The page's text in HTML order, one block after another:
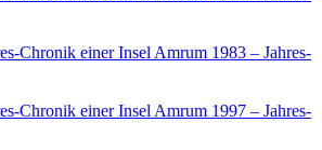
Amrum 1983 – Jahres-
Amrum 1997 – Jahres-